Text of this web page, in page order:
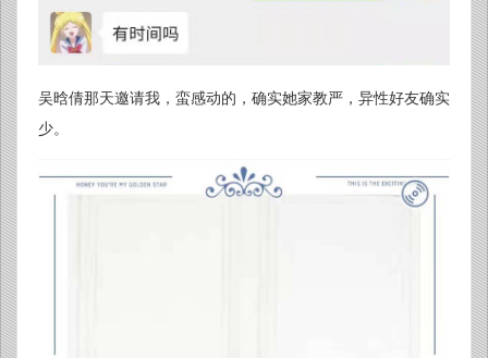
吴晗倩那天邀请我，蛮感动的，确实她家教严，异性好友确实
少。